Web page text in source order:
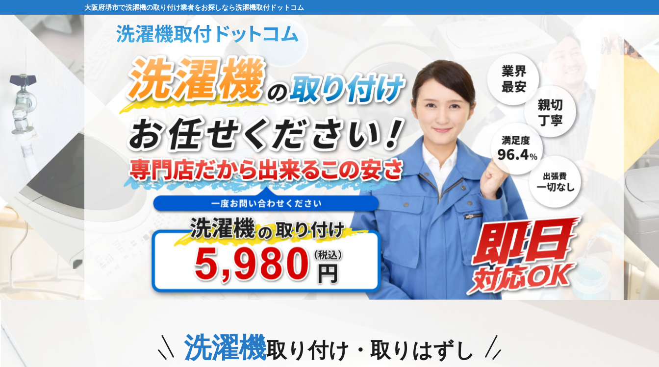
大阪府堺市で洗濯機の取り付け業者をお探しなら洗濯機取付ドットコム
洗濯機取り付け・ 取りはずし